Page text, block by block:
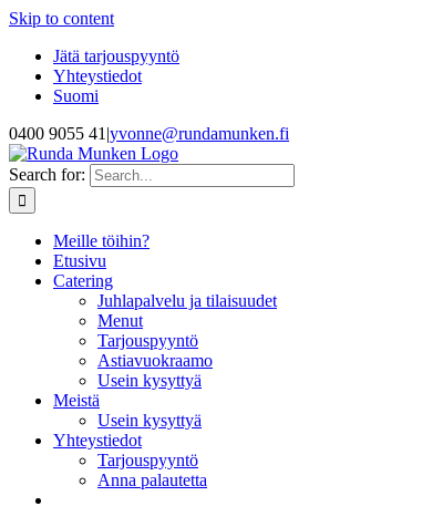
Skip to content
Jätä tarjouspyyntö
Yhteystiedot
Suomi
0400 9055 41 |yvonne@rundamunken.fi
Search for:
Meille töihin?
Etusivu
Catering
Juhlapalvelu ja tilaisuudet
Menut
Tarjouspyyntö
Astiavuokraamo
Usein kysyttyä
Meistä
Usein kysyttyä
Yhteystiedot
Tarjouspyyntö
Anna palautetta